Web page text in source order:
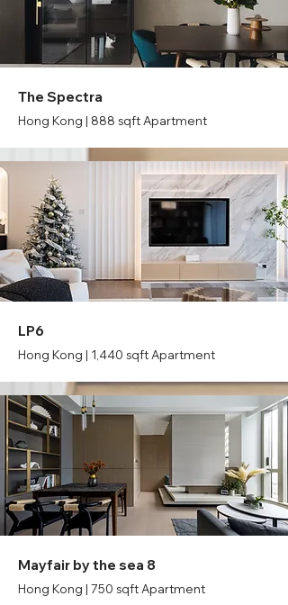
The Spectra
Hong Kong | 888 sqft Apartment
LP6
Hong Kong | 1,440 sqft Apartment
Mayfair by the sea 8
Hong Kong | 750 sqft Apartment